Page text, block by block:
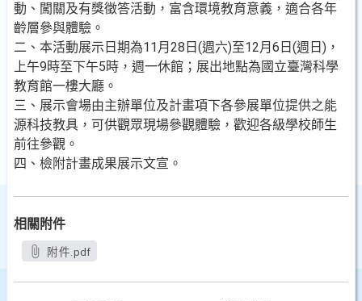
動、闖關及有獎徵答活動，富含環境教育意義，適合各年
齡層參與體驗。
二、本活動展示日期為11月28日(週六)至12月6日(週日)，
上午9時至下午5時，週一休館；展出地點為國立臺灣科學
教育館一樓大廳。
三、展示會場由主辦單位及計畫項下各參展單位提供之能
源科技教具，可供觀眾現場參觀體驗，歡迎各級學校師生
前往參觀。
四、檢附計畫成果展示文宣。
相關附件
附件.pdf